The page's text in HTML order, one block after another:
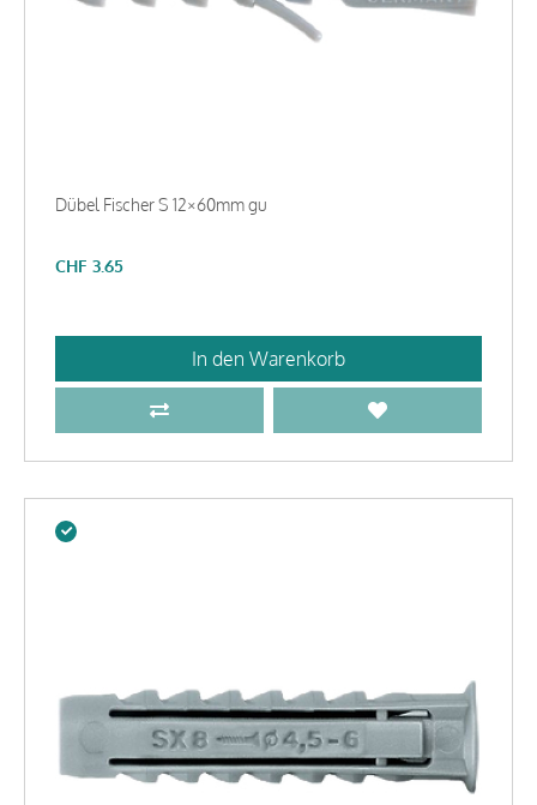
Dübel Fischer S 12×60mm gu
CHF 3.65
In den Warenkorb